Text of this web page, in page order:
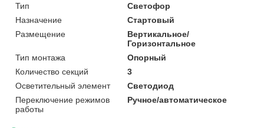
Тип
Светофор
Назначение
Стартовый
Размещение
Вертикальное/
Горизонтальное
Тип монтажа
Опорный
Количество секций
3
Осветительный элемент
Светодиод
Переключение режимов
работы
Ручное/автоматическое